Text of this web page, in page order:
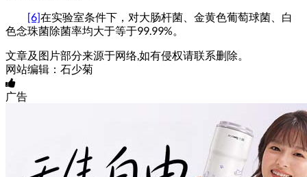
[6]在实验室条件下，对大肠杆菌、金黄色葡萄球菌、白
色念珠菌除菌率均大于等于99.99%。
文章及图片部分来源于网络,如有侵权请联系删除。
网站编辑：石少菊
广告